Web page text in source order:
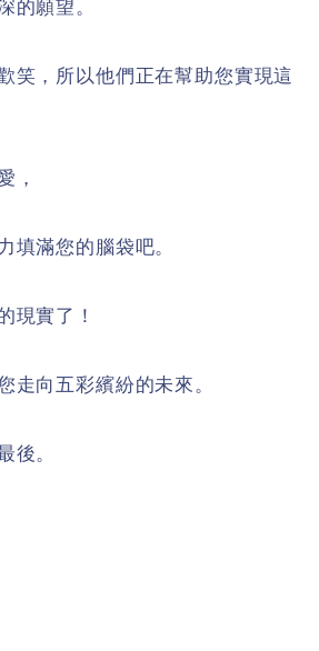
的願望。
笑，所以他們正在幫助您實現這
，
填滿您的腦袋吧。
現實了！
走向五彩繽紛的未來。
後。